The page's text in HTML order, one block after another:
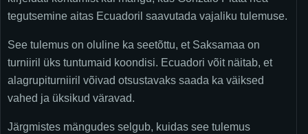
tegutsemine aitas Ecuadoril saavutada vajaliku tulemuse.
See tulemus on oluline ka seetõttu, et Saksamaa on
turniiril üks tuntumaid koondisi. Ecuadori võit näitab, et
alagrupiturniiril võivad otsustavaks saada ka väiksed
vahed ja üksikud väravad.
Järgmistes mängudes selgub, kuidas see tulemus